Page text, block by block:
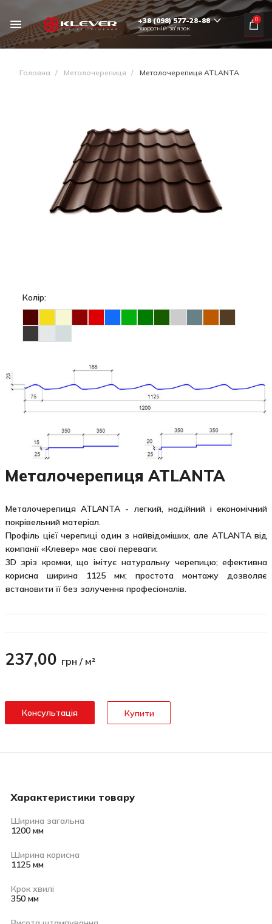
+38 (098) 577-28-88
зворотній зв'язок
0
Головна / Металочерепиця / Металочерепиця ATLANTA
Колір:
Металочерепиця ATLANTA
Металочерепиця ATLANTA - легкий, надійний і економічний
покрівельний матеріал.
Профіль цієї черепиці один з найвідоміших, але ATLANTA від
компанії «Клевер» має свої переваги:
3D зріз кромки, що імітує натуральну черепицю; ефективна
корисна ширина 1125 мм; простота монтажу дозволяє
встановити її без залучення професіоналів.
237,00 грн / м²
Консультація Купити
Характеристики товару
Ширина загальна
1200 мм
Ширина корисна
1125 мм
Крок хвилі
350 мм